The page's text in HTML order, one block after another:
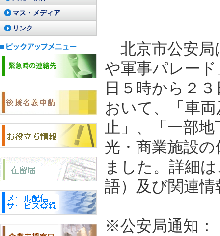
マス・メディア
リンク
北京市公安局
や軍事パレー
日５時から２
おいて、「車
止」、「一部
光・商業施設
ました。詳細
語）及び関連
※公安局通知